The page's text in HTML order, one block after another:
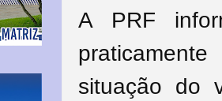
A PRF
situação do